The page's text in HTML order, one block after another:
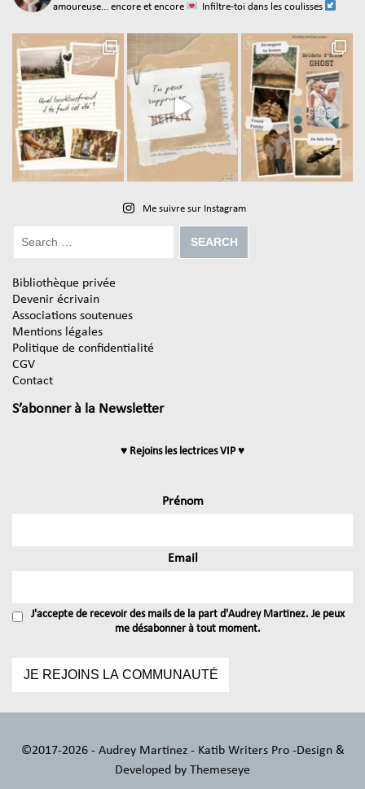
amoureuse... encore et encore
Infiltre-toi dans les coulisses
Me suivre sur Instagram
Bibliothèque privée
Devenir écrivain
Associations soutenues
Mentions légales
Politique de confidentialité
CGV
Contact
S’abonner à la Newsletter
♥ Rejoins les lectrices VIP ♥
Prénom
Email
J'accepte de recevoir des mails de la part d'Audrey Martinez. Je peux
me désabonner à tout moment.
©2017-2026 - Audrey Martinez - Katib Writers Pro -Design &
Developed by Themeseye